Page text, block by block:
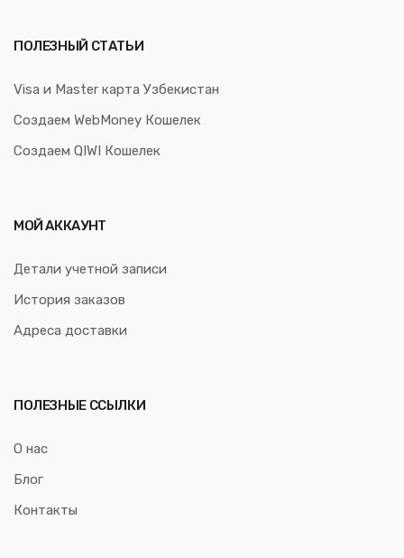
ПОЛЕЗНЫЙ СТАТЬИ
Visa и Master карта Узбекистан
Создаем WebMoney Кошелек
Создаем QIWI Кошелек
МОЙ АККАУНТ
Детали учетной записи
История заказов
Адреса доставки
ПОЛЕЗНЫЕ ССЫЛКИ
О нас
Блог
Контакты